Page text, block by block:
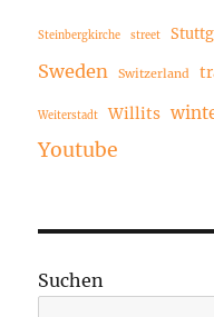
Steinbergkirche street
Sweden Switzerland
Weiterstadt Willits
Youtube
Suchen